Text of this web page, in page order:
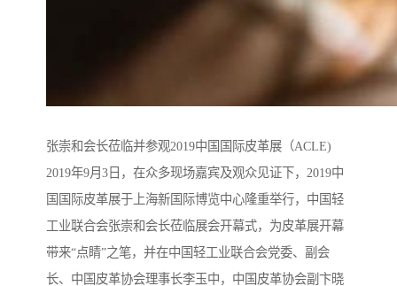
张崇和会长莅临并参观2019中国国际皮革展（ACLE)
2019年9月3日，在众多现场嘉宾及观众见证下，2019中
国国际皮革展于上海新国际博览中心隆重举行，中国轻
工业联合会张崇和会长莅临展会开幕式，为皮革展开幕
带来“点睛”之笔，并在中国轻工业联合会党委、副会
长、中国皮革协会理事长李玉中，中国皮革协会副卞晓